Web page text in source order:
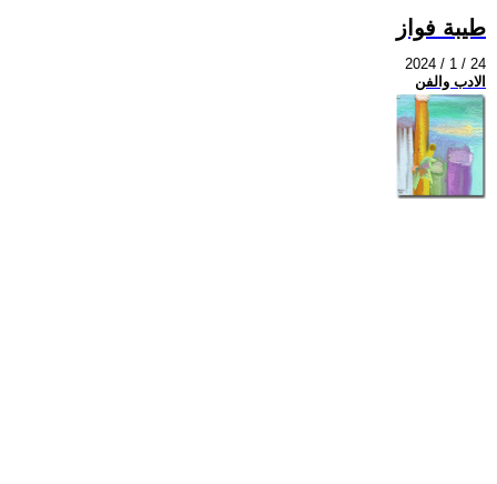
طيبة فواز
2024 / 1 / 24
الادب والفن